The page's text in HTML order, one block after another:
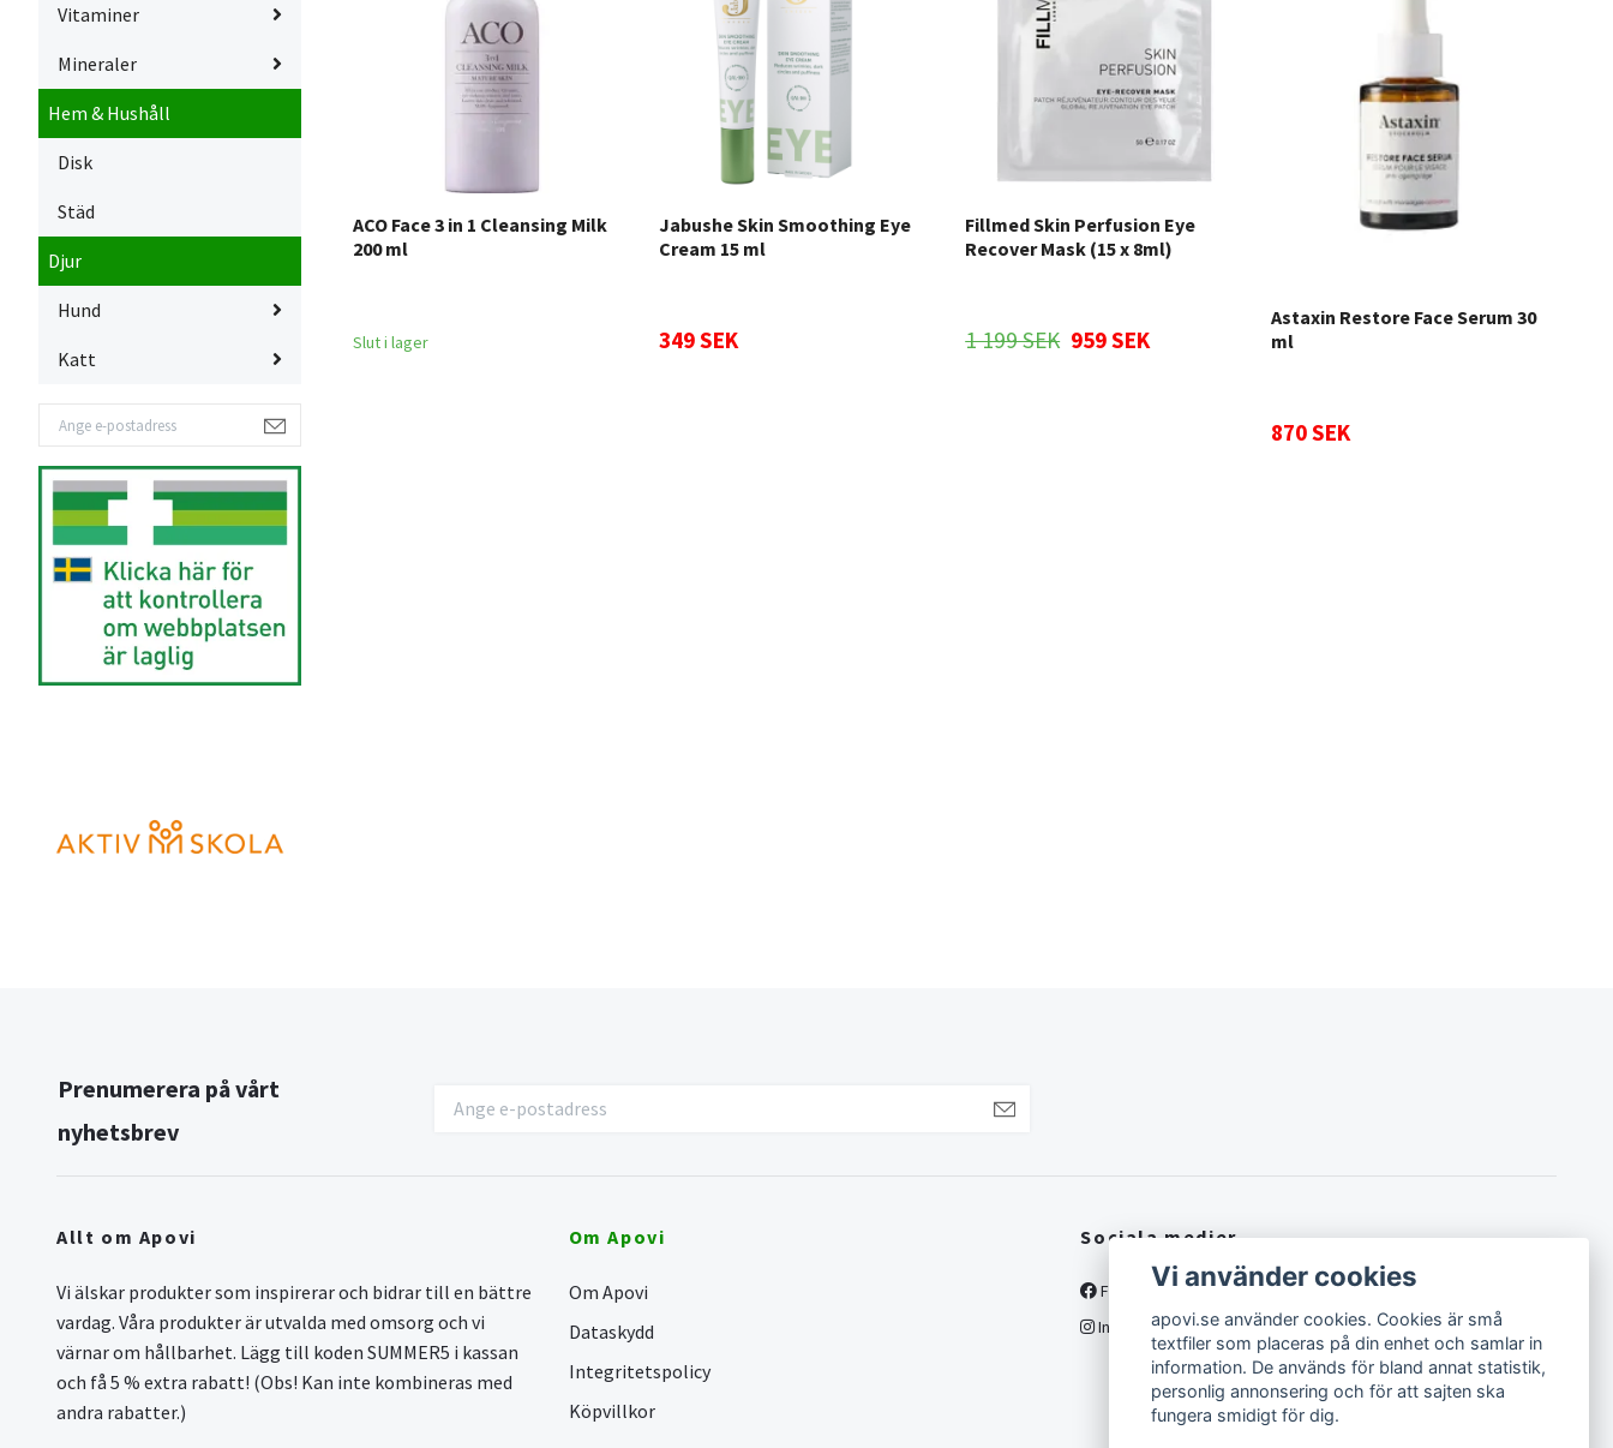
Vitaminer
Mineraler
Hem & Hushåll
Disk
Städ
Djur
Hund
Katt
ACO Face 3 in 1 Cleansing Milk
200 ml
Slut i lager
Jabushe Skin Smoothing Eye
Cream 15 ml
349 SEK
Fillmed Skin Perfusion Eye
Recover Mask (15 x 8ml)
1 199 SEK 959 SEK
Astaxin Restore Face Serum 30
ml
870 SEK
Prenumerera på vårt
nyhetsbrev
Allt om Apovi
Vi älskar produkter som inspirerar och bidrar till en bättre
vardag. Våra produkter är utvalda med omsorg och vi
värnar om hållbarhet. Lägg till koden SUMMER5 i kassan
och få 5 % extra rabatt! (Obs! Kan inte kombineras med
andra rabatter.)
Om Apovi
Om Apovi
Dataskydd
Integritetspolicy
Köpvillkor
Sociala medier
Facebook
Instagram
Vi använder cookies
apovi.se använder cookies. Cookies är små
textfiler som placeras på din enhet och samlar in
information. De används för bland annat statistik,
personlig annonsering och för att sajten ska
fungera smidigt för dig.